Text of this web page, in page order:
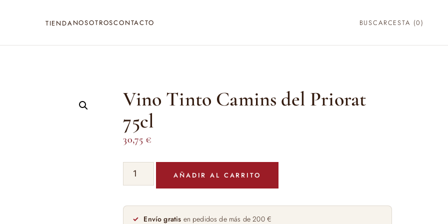
TIENDANOSOTROSCONTACTO BUSCARCESTA (0)
Vino Tinto Camins del Priorat
75cl
30,75 €
Vino
Tinto
del
Priorat
AÑADIR AL CARRITO
Envío gratis en pedidos de más de 200 €